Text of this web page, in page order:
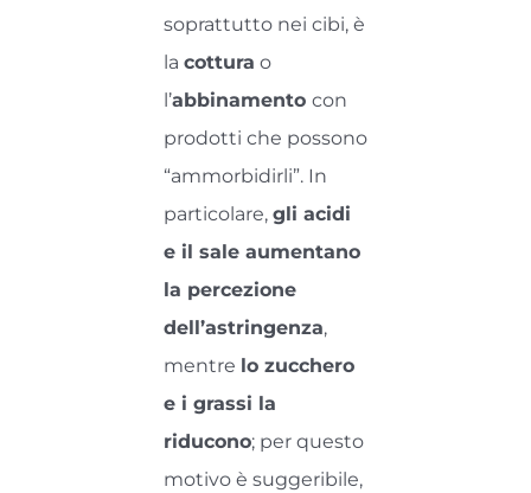
soprattutto nei cibi, è
la cottura o
l’abbinamento con
prodotti che possono
“ammorbidirli”. In
particolare, gli acidi
e il sale aumentano
la percezione
dell’astringenza,
mentre lo zucchero
e i grassi la
riducono; per questo
motivo è suggeribile,